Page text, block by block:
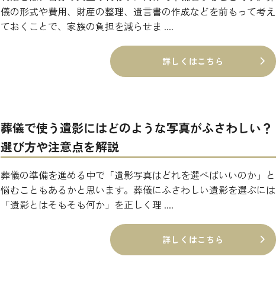
儀の形式や費用、財産の整理、遺言書の作成などを前もって考え
ておくことで、家族の負担を減らせま ....
詳しくはこちら
葬儀で使う遺影にはどのような写真がふさわしい？
選び方や注意点を解説
葬儀の準備を進める中で「遺影写真はどれを選べばいいのか」と
悩むこともあるかと思います。葬儀にふさわしい遺影を選ぶには
「遺影とはそもそも何か」を正しく理 ....
詳しくはこちら